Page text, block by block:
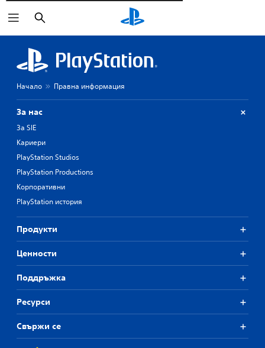
Търсене
Начало Правна информация
За нас
За SIE
Кариери
PlayStation Studios
PlayStation Productions
Корпоративни
PlayStation история
Продукти
Ценности
Поддръжка
Ресурси
Свържи се